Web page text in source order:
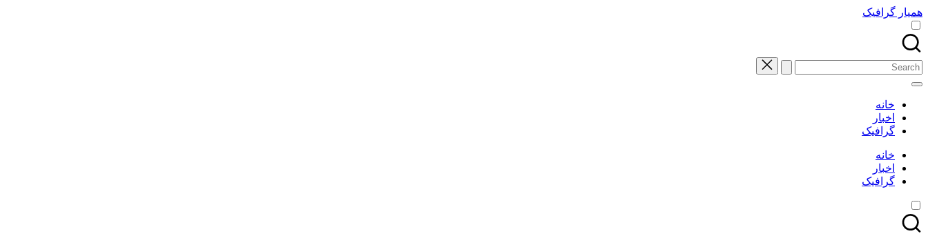
Skip
to
content
همیار گرافیک
Search
for:
خانه
اخبار
گرافیک
خانه
اخبار
گرافیک